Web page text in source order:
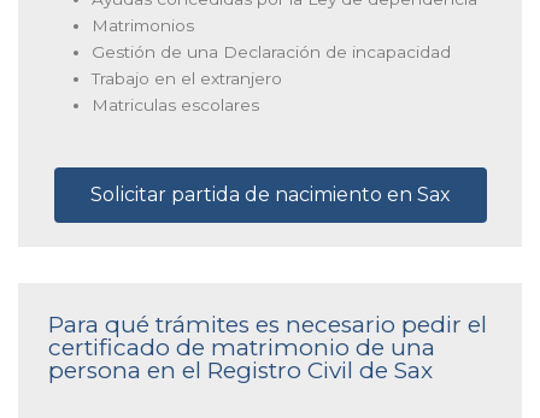
Matrimonios
Gestión de una Declaración de incapacidad
Trabajo en el extranjero
Matriculas escolares
Solicitar partida de nacimiento en Sax
Para qué trámites es necesario pedir el
certificado de matrimonio de una
persona en el Registro Civil de Sax